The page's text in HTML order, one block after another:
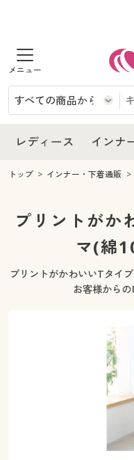
商品を探す
レディース
レディースファッション
女性下着
インナー・下着
インナー・下着通販すべ
女性下着
ジュニア・ティーンズ下
メンズ
メンズ通販すべて
メンズファッション
家電・雑貨
家電・雑貨すべて
キッチン・雑貨・日用品
寝具・インテリア・
寝具・インテリア・家具
カーテン・ラグ・ファブ
美容・健康通販すべて
美容・健康・サプリメント
制服・スクールすべて
ジュニア・ティーンズ下着
大きいサイズ通販すべて
大きいサイズ レディース服
レディース インナ
レディース
レディース通販すべて
レディースファッション
インナー・下着
インナー・下着通販すべ
ジュニア・ティーンズ下
メンズ
キッチン・雑貨・日用品
寝具・インテリア・家具
家具・収納
カーテン・ラグ・ファブ
美容・健康通販すべて
制服・スクール
ジュニア・ティーンズ下
大きいサイズ通販すべて
大きいサイズ レディース
大きいサイズ レディース
トップ インナー・下着通販
プリントがか
マ(綿
プリントがかわいいTタイ
お客様からの